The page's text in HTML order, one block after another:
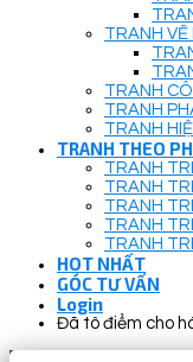
TRANH VẼ
TRANH
TRANH
TRANH
TRANH THEO
TRANH
TRANH
TRANH
TRANH
TRANH
HOT NHẤT
GÓC TƯ VẤN
Login
Đã tô điểm cho